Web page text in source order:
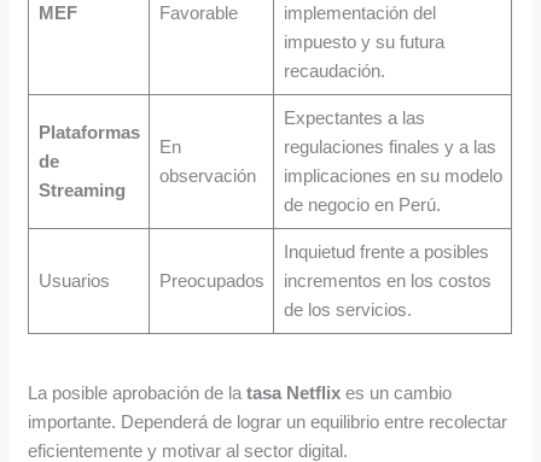
MEF Favorable
implementación del
impuesto y su futura
recaudación.
Plataformas
de
Streaming
En
observación
Expectantes a las
regulaciones finales y a las
implicaciones en su modelo
de negocio en Perú.
Usuarios Preocupados
Inquietud frente a posibles
incrementos en los costos
de los servicios.
La posible aprobación de latasa Netflix es un cambio
importante. Dependerá de lograr un equilibrio entre recolectar
eficientemente y motivar al sector digital.